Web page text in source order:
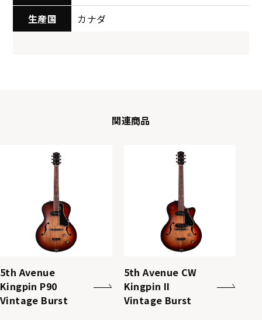
生産国
カナダ
関連商品
5th Avenue
Kingpin P90
Vintage Burst
5th Avenue CW
Kingpin II
Vintage Burst